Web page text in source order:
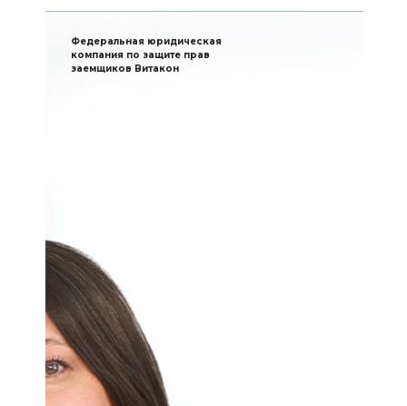
Федеральная юридическая
компания по защите прав
заемщиков Витакон